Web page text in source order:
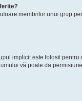
membrilor unui grup
implicit este folosit
vă poate da